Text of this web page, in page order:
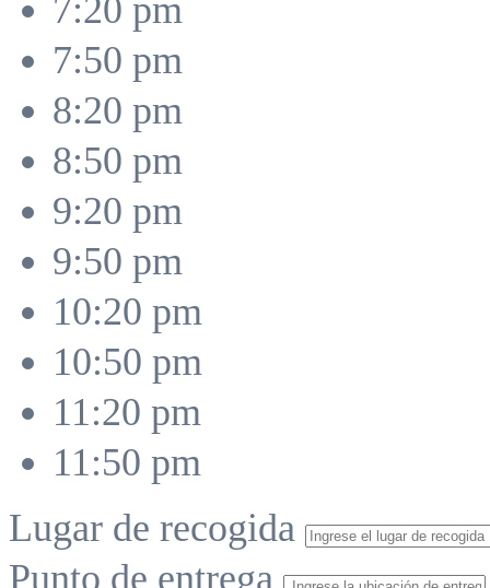
7:20 pm
7:50 pm
8:20 pm
8:50 pm
9:20 pm
9:50 pm
10:20 pm
10:50 pm
11:20 pm
11:50 pm
Lugar de recogida
Punto de entrega